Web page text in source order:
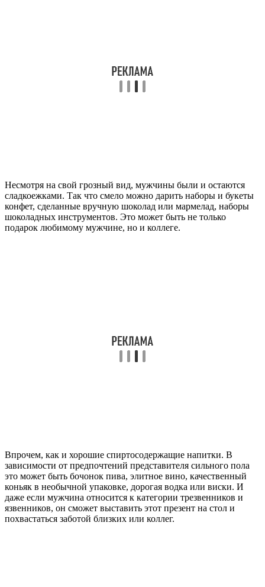
Несмотря на свой грозный вид, мужчины были и остаются
сладкоежками. Так что смело можно дарить наборы и букеты
конфет, сделанные вручную шоколад или мармелад, наборы
шоколадных инструментов. Это может быть не только
подарок любимому мужчине, но и коллеге.
Впрочем, как и хорошие спиртосодержащие напитки. В
зависимости от предпочтений представителя сильного пола
это может быть бочонок пива, элитное вино, качественный
коньяк в необычной упаковке, дорогая водка или виски. И
даже если мужчина относится к категории трезвенников и
язвенников, он сможет выставить этот презент на стол и
похвастаться заботой близких или коллег.